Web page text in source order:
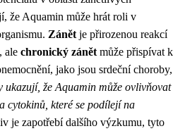
že Aquamin může hrát roli v
Zánět je přirozenou reakcí
ale chronický zánět může přispívat k
jako jsou srdeční choroby,
ukazují, že Aquamin může ovlivňovat
cytokinů, které se podílejí na
je zapotřebí dalšího výzkumu, tyto